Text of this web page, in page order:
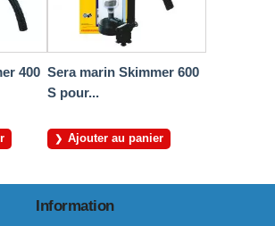
400 Sera marin Skimmer 600
S pour...
Ajouter au panier
Information